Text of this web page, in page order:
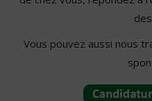
Vous pouvez aussi nous